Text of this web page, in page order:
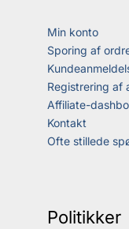
Min konto
Sporing af
Registrering af
Affiliate-
Kontakt
Ofte stillede
Politikker